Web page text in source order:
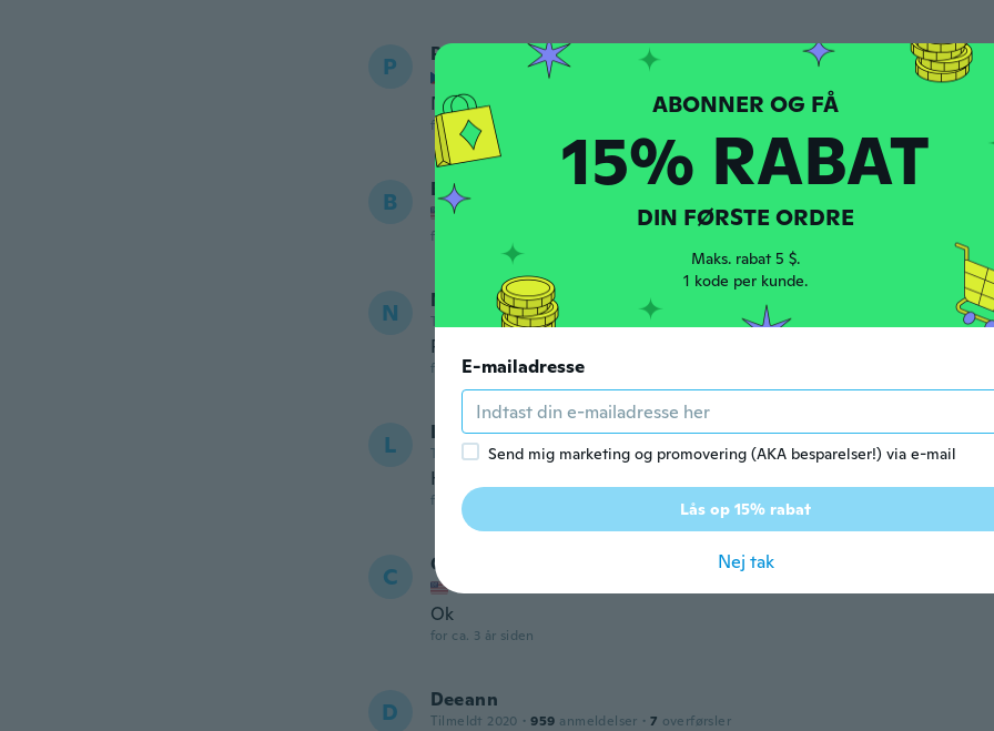
P Patrik
· ·
Není potreba dodávat vubec nic prostě se fakt dobře nosí a prislo
for ca. 3 år siden
B Bradly
Tilmeldt 2017
anmeldelser
for ca. 3 år siden
N Nicole
Tilmeldt 2017 · 142 anmeldelser
Perfect size
for ca. 3 år siden
L Louise
Tilmeldt 2016 · 110 anmeldelser · 10 overførsler
Husband loves it
for ca. 3 år siden
C Charlie
Ok
for ca. 3 år siden
D Deeann
Tilmeldt 2020 · 959 anmeldelser · 7 overførsler
15% RABAT
DIN FØRSTE ORDRE
Maks. rabat 5 $.
1 kode per kunde.
E-mailadresse
Send mig marketing og promovering (AKA besparelser!) via e-mail
Lås op 15% rabat
Nej tak